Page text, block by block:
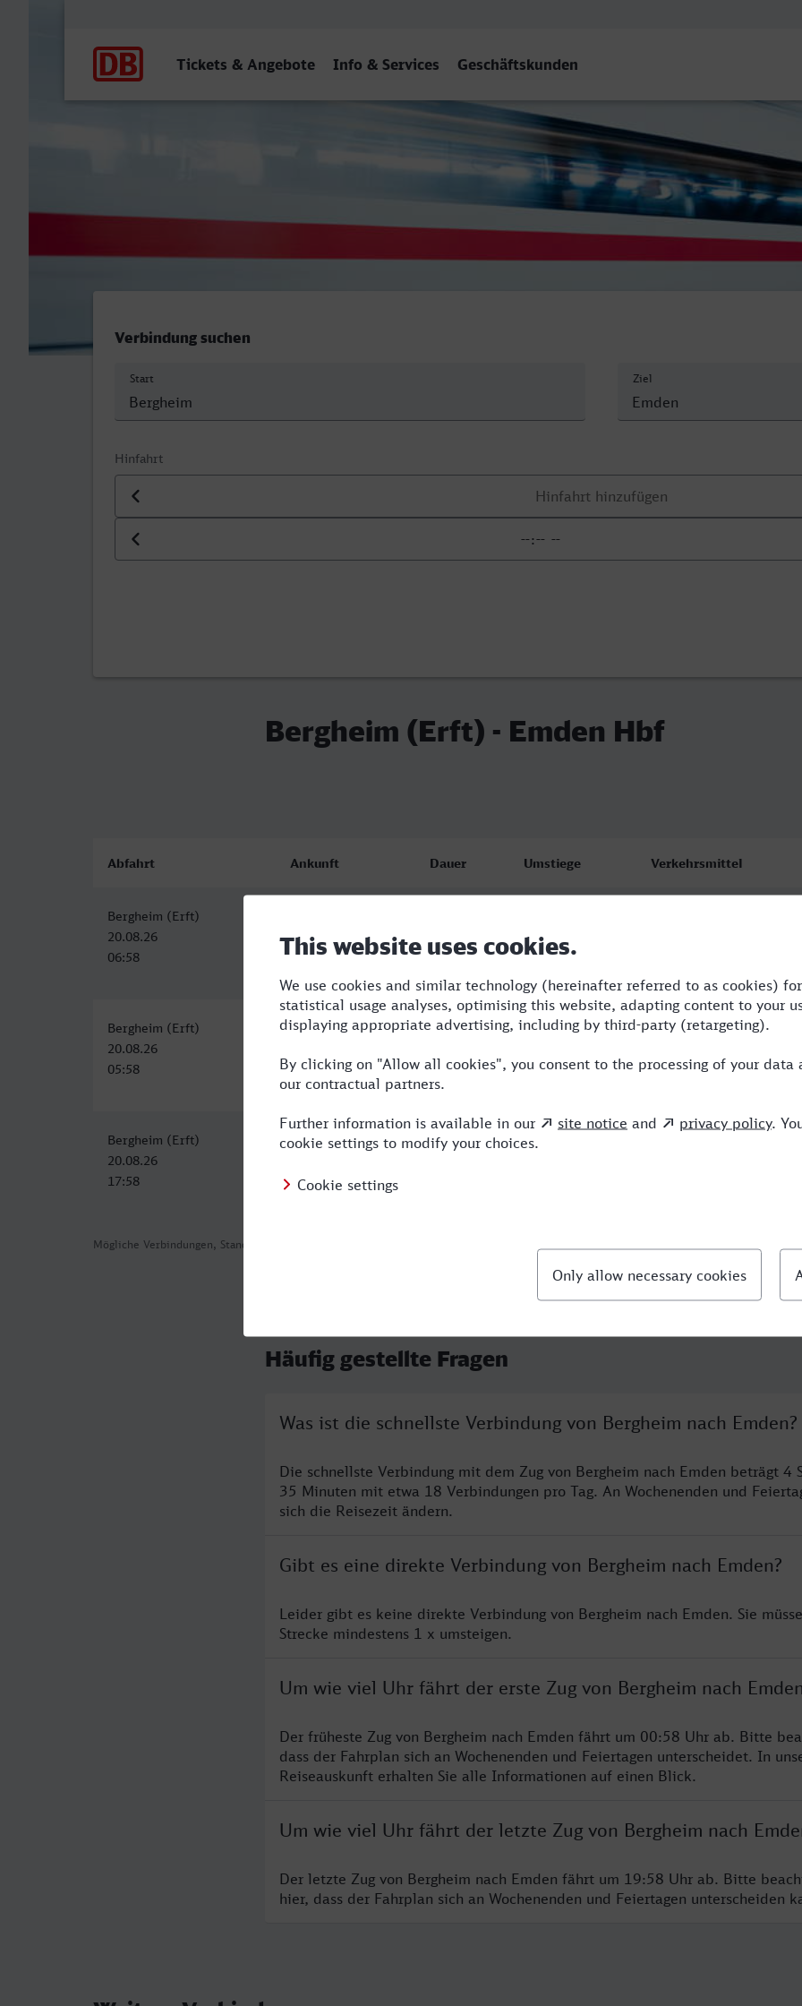
Tickets & Angebote Info & Services Geschäftskunden
Bergheim (Erft) - Emden Hbf
Verbindung suchen
Start Ziel
Hinfahrt
Datum der Hinfahrt
Uhrzeit der Hinfahrt
Bergheim (Erft) - Emden Hbf
Mögliche Verbindungen, Stand: 2026-08-06 02:36
Abfahrt Ankunft Dauer Umstiege Verkehrsmittel
Bergheim (Erft)
20.08.26
06:58
20.08.26
11:33
Bergheim (Erft)
20.08.26
05:58
Emden Hbf
11:09
5:11 2 RB,WFB,ICE
Bergheim (Erft)
20.08.26
17:58
Emden Hbf
23:58
6:00 4
Häufig gestellte Fragen
Was ist die schnellste Verbindung von Bergheim nach Emden?
Die schnellste Verbindung mit dem Zug von Bergheim nach Emden beträgt 4
35 Minuten mit etwa 18 Verbindungen pro Tag. An Wochenenden und
sich die Reisezeit ändern.
Gibt es eine direkte Verbindung von Bergheim nach Emden?
Leider gibt es keine direkte Verbindung von Bergheim nach Emden. Sie
Strecke mindestens 1 x umsteigen.
Um wie viel Uhr fährt der erste Zug von Bergheim nach
Der früheste Zug von Bergheim nach Emden fährt um 00:58 Uhr ab. Bitte
dass der Fahrplan sich an Wochenenden und Feiertagen unterscheidet. In
Reiseauskunft erhalten Sie alle Informationen auf einen Blick.
Um wie viel Uhr fährt der letzte Zug von Bergheim nach
Der letzte Zug von Bergheim nach Emden fährt um 19:58 Uhr ab. Bitte
hier, dass der Fahrplan sich an Wochenenden und Feiertagen unterscheiden